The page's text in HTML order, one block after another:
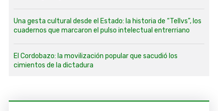
Una gesta cultural desde el Estado: la historia de “Tellvs”, los
cuadernos que marcaron el pulso intelectual entrerriano
El Cordobazo: la movilización popular que sacudió los
cimientos de la dictadura